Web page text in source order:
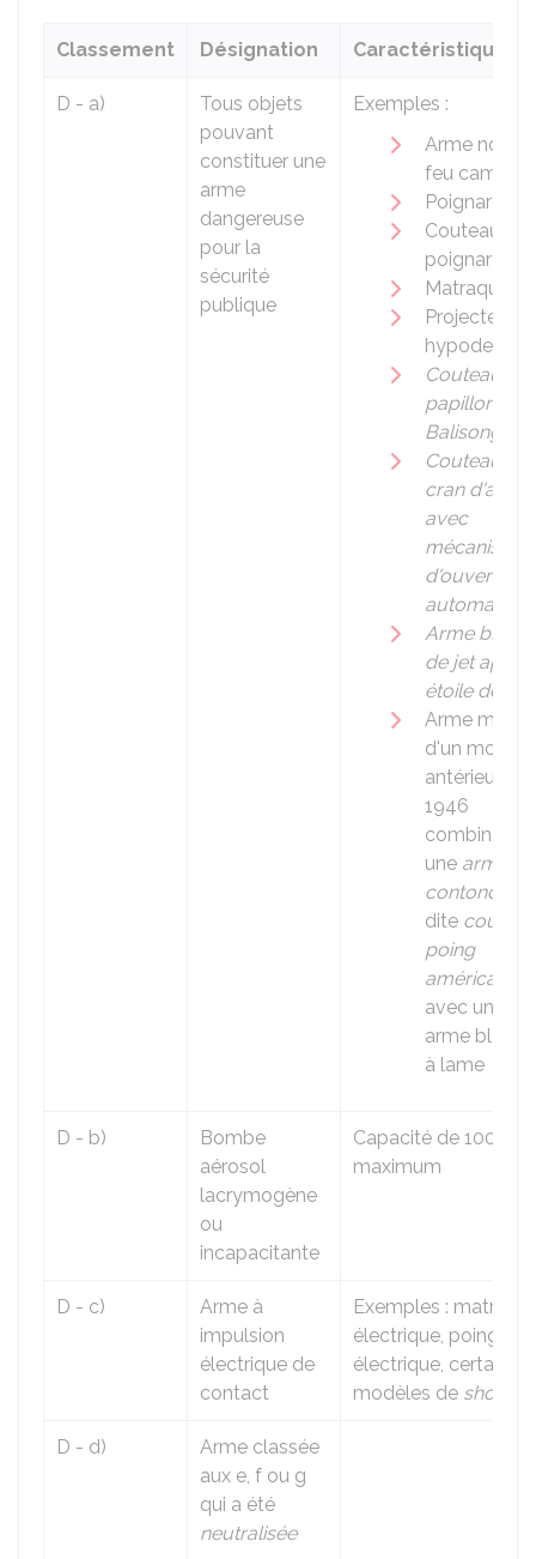
Classement Désignation Caractéristiques
D - a)
Tous objets
pouvant
constituer une
arme
dangereuse
pour la
sécurité
publique
Exemples :
Arme non à
feu
Poignard
Couteau-
poignard
Matraque
Projecteur
Couteau dit
papillon ou
Balisong
Couteau à
cran d'arrêt
avec
mécanisme
d'ouverture
Arme
de jet
étoile de
Arme mixte
d'un modèle
antérieur à
1946
combinant
une arme
contondante
dite coup de
poing
américain
avec une
arme
à lame
D - b)
Bombe
aérosol
lacrymogène
ou
incapacitante
Capacité de 100 ml
maximum
D - c)
Arme à
impulsion
électrique de
contact
Exemples :
électrique, poing
électrique, certains
modèles de shocker
D - d)
Arme classée
aux e, f ou g
qui a été
neutralisée